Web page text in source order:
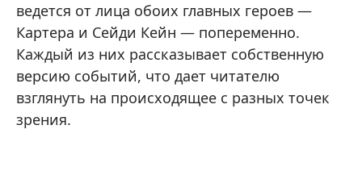
ведется от лица обоих главных героев —
Картера и Сейди Кейн — попеременно.
Каждый из них рассказывает собственную
версию событий, что дает читателю
взглянуть на происходящее с разных точек
зрения.